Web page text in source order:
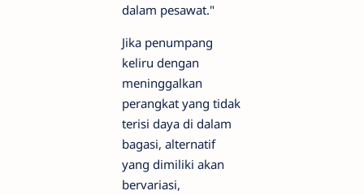
dalam pesawat."
Jika penumpang
keliru dengan
meninggalkan
perangkat yang tidak
terisi daya di dalam
bagasi, alternatif
yang dimiliki akan
bervariasi,